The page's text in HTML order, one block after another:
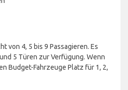
von 4, 5 bis 9 Passagieren. Es
5 Türen zur Verfügung. Wenn
Budget-Fahrzeuge Platz für 1, 2,